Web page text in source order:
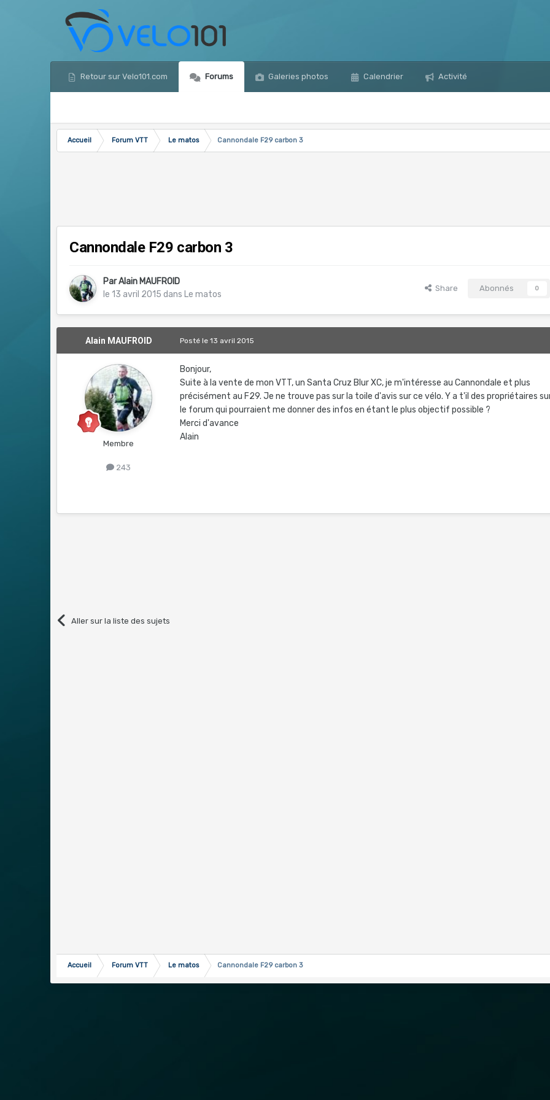
Retour sur Velo101.com Forums Galeries photos Calendrier Activité
Accueil Forum VTT Le matos Cannondale F29 carbon 3
Cannondale F29 carbon 3
ParAlain MAUFROID
le 13 avril 2015 dans Le matos
Share Abonnés 0
Alain MAUFROID
Membre
243
Postéle 13 avril 2015
Bonjour,
Suite à la vente de mon VTT, un Santa Cruz Blur XC, je m'intéresse au Cannondale et plus
précisément au F29. Je ne trouve pas sur la toile d'avis sur ce vélo. Y a t'il des propriétaires
le forum qui pourraient me donner des infos en étant le plus objectif possible ?
Merci d'avance
Alain
Aller sur la liste des sujets
Accueil Forum VTT Le matos Cannondale F29 carbon 3